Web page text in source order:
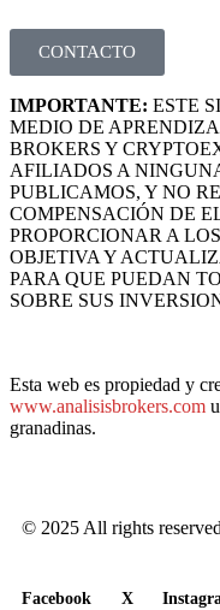
CONTACTO
IMPORTANTE: ESTE
MEDIO DE
BROKERS Y
AFILIADOS A
PUBLICAMOS, Y NO
COMPENSACIÓN DE
PROPORCIONAR A
OBJETIVA Y
PARA QUE PUEDAN
SOBRE SUS
Esta web es propiedad y
www.analisisbrokers.com
granadinas.
© 2025 All rights
Facebook
X